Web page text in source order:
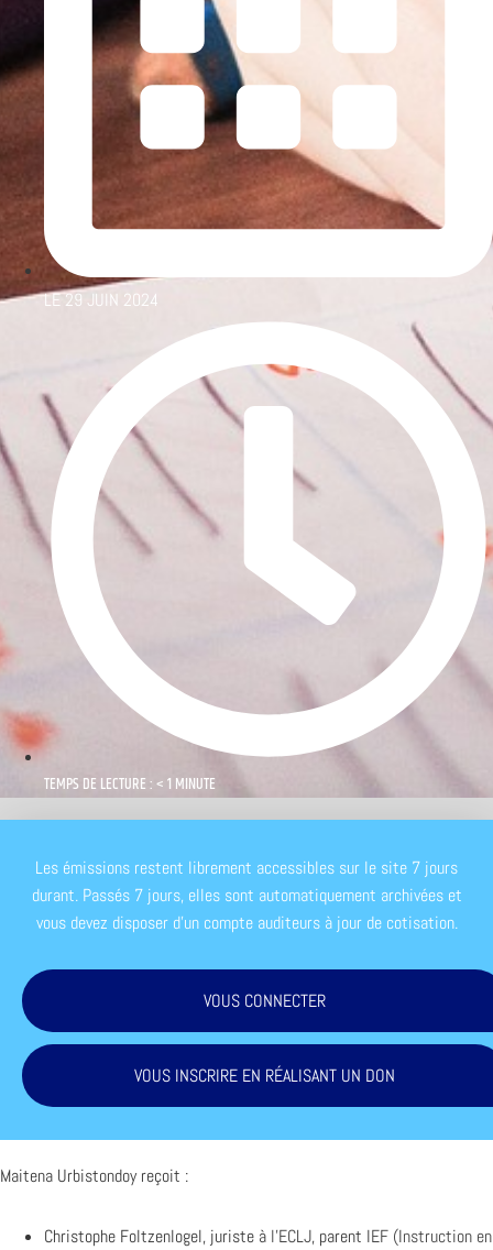
LE29 JUIN 2024
TEMPS DE LECTURE : < 1 MINUTE
Les émissions restent librement accessibles sur le site 7 jours
durant. Passés 7 jours, elles sont automatiquement archivées et
vous devez disposer d'un compte auditeurs à jour de cotisation.
VOUS CONNECTER
VOUS INSCRIRE EN RÉALISANT UN DON
Maitena Urbistondoy reçoit :
Christophe Foltzenlogel, juriste à l’ECLJ, parent IEF (Instruction en